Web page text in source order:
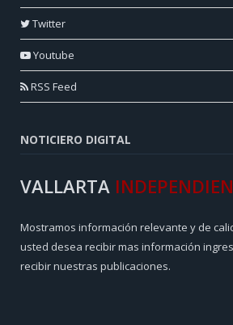
Twitter
Youtube
RSS Feed
NOTICIERO DIGITAL
VALLARTA
Mostramos información relevante y de
usted desea recibir mas información
recibir nuestras publicaciones.